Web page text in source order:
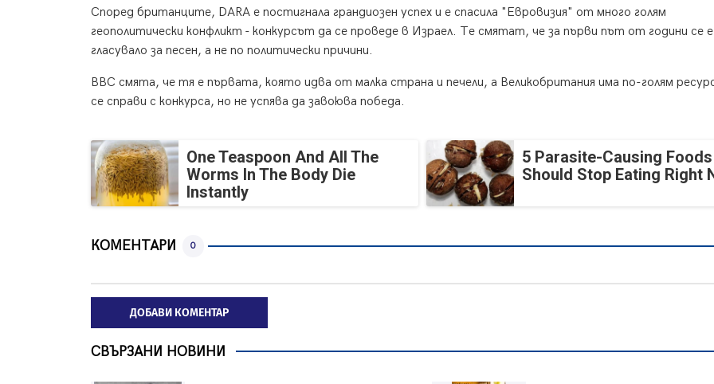
Според британците, DARA е постигнала грандиозен успех и е спасила "Евровизия" от много голям
геополитически конфликт - конкурсът да се проведе в Израел. Те смятат, че за първи път от години се е
гласувало за песен, а не по политически причини.
BBC смята, че тя е първата, която идва от малка страна и печели, а Великобритания има по-голям
се справи с конкурса, но не успява да завоюва победа.
One Teaspoon And All The
Worms In The Body Die
Instantly
5 Parasite-Causing
Should Stop Eating Right
КОМЕНТАРИ 0
ДОБАВИ КОМЕНТАР
СВЪРЗАНИ НОВИНИ